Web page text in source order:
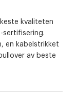
kvaliteten
sertifisering.
en kabelstrikket
av beste
betyr høye